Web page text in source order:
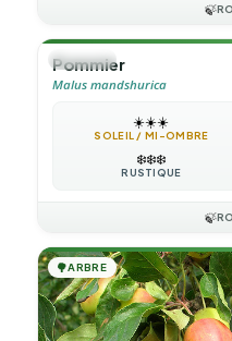
🍃
🌳ARBRE
Pommier
Malus mandshurica
☀️☀️☀️
SOLEIL / MI-OMBRE
❄️❄️❄️
RUSTIQUE
🍃
🌳ARBRE